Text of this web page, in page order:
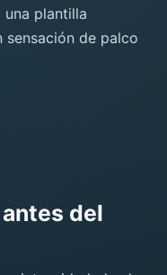
una plantilla
sensación de palco
del